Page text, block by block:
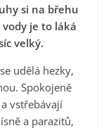
si na břehu
vody je to láká
velký.
udělá hezky,
Spokojeně
vstřebávají
a parazitů,